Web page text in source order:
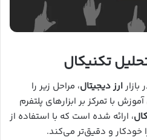
تکنیکال
بازارارز دیجیتال، مراحل زیر را
با تمرکز بر ابزارهای پلتفرم
، ارائه شده است که با استفاده از
و دقیق‌تر می‌کند.